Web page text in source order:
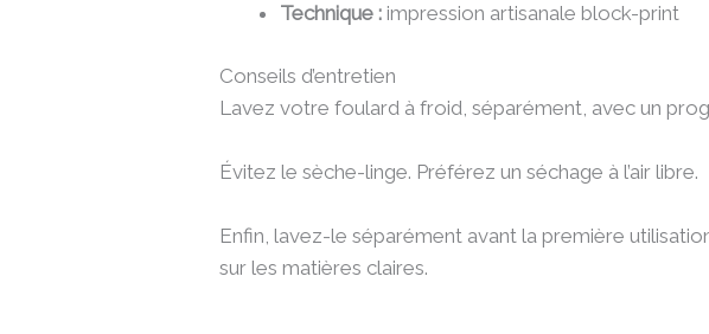
Technique : impression artisanale block-print
Conseils d’entretien
Lavez votre foulard à froid, séparément, avec un
Évitez le sèche-linge. Préférez un séchage à l’air libre.
Enfin, lavez-le séparément avant la première
sur les matières claires.